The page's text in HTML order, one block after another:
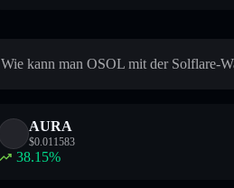
Wie kann man OSOL mit der Solflare-
AURA
$0.011583
38.15%